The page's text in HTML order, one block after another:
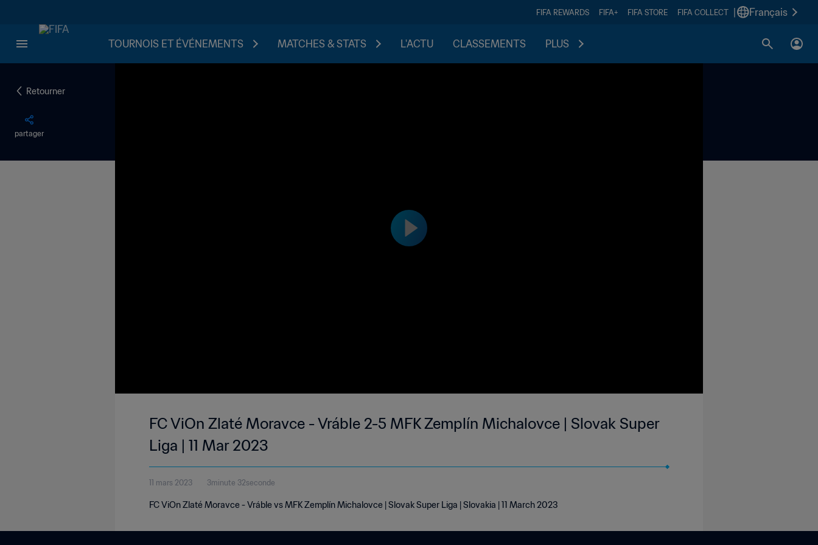
FIFA REWARDS FIFA+ FIFA STORE FIFA COLLECT Français
TOURNOIS ET ÉVÉNEMENTS MATCHES & STATS L'ACTU CLASSEMENTS PLUS
Retourner
partager
FC ViOn Zlaté Moravce - Vráble 2-5 MFK Zemplín Michalovce | Slovak Super
Liga | 11 Mar 2023
11 mars 2023 3minute 32seconde
FC ViOn Zlaté Moravce - Vráble vs MFK Zemplín Michalovce | Slovak Super Liga | Slovakia | 11 March 2023